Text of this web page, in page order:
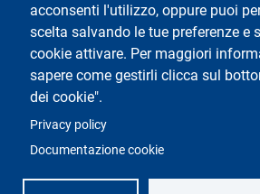
acconsenti l'utilizzo, oppure puoi
scelta salvando le tue preferenze e
cookie attivare. Per maggiori
sapere come gestirli clicca sul
dei cookie".
Privacy policy
Documentazione cookie
Testo
Università degli Studi di Milano
Via Festa del Perdono 7 - 20122 Milano
Tel.+39 02 5032 5032
Posta elettronica certificata
Logo